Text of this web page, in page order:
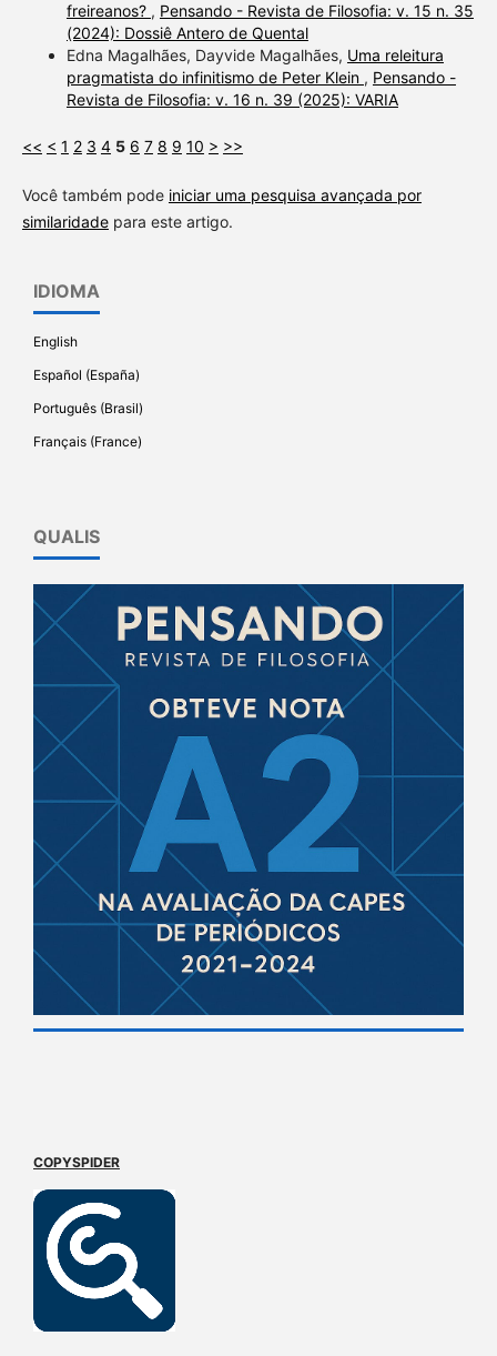
freireanos? , Pensando - Revista de Filosofia: v. 15 n. 35
(2024): Dossiê Antero de Quental
Edna Magalhães, Dayvide Magalhães, Uma releitura
pragmatista do infinitismo de Peter Klein , Pensando -
Revista de Filosofia: v. 16 n. 39 (2025): VARIA
<< < 1 2 3 4 5 6 7 8 9 10 > >>
Você também pode iniciar uma pesquisa avançada por
similaridadepara este artigo.
IDIOMA
English
Español (España)
Português (Brasil)
Français (France)
QUALIS
COPYSPIDER